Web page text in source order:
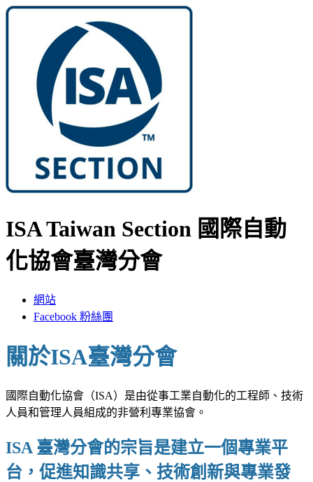
ISA Taiwan Section 國際自動
化協會臺灣分會
網站
Facebook 粉絲團
關於ISA臺灣分會
國際自動化協會（ISA）是由從事工業自動化的工程師、技術
人員和管理人員組成的非營利專業協會。
ISA 臺灣分會的宗旨是建立一個專業平
台，促進知識共享、技術創新與專業發